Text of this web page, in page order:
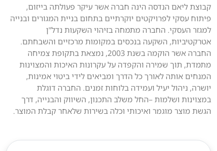
קבוצת ליאם הנדסה הינה חברה אשר עיקר פעולתה בייזום,
פיתוח עסקי לפרויקטים יוקרתיים בתחום בניית המגורים ובנייה
למגזר העסקי. החברה מתמחה בזיהוי השקעות נדל"ן
אטרקטיביות, השקעה בנכסים במקומות מרכזיים והשבחתם.
החברה אשר הוקמה בשנת 2003, נמצאת בתקופת צמיחה
מתמדת, תוך שמירה והקפדה על עקרונות האיכות והמצוינות
המנחים אותה לאורך כל הדרך ומביאים לידי ביטוי אמינות,
יושרה, ניהול יעיל ועמידה בלוחות זמנים. החברה דוגלת
במצוינות ושלמות –החל משלב התכנון, השיווק והבנייה, דרך
הגשת מוצר מוגמר ואיכותי וכלה בשירות שלאחר קבלת המוצר.